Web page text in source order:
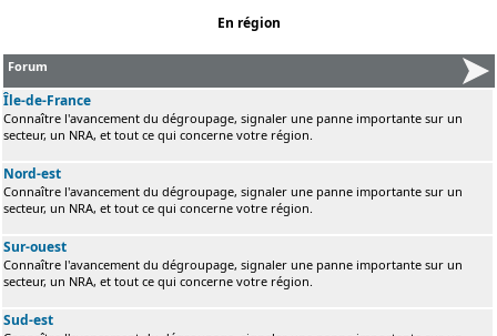
En région
Forum
Île-de-France
Connaître l'avancement du dégroupage, signaler une panne importante sur un
secteur, un NRA, et tout ce qui concerne votre région.
Nord-est
Connaître l'avancement du dégroupage, signaler une panne importante sur un
secteur, un NRA, et tout ce qui concerne votre région.
Sur-ouest
Connaître l'avancement du dégroupage, signaler une panne importante sur un
secteur, un NRA, et tout ce qui concerne votre région.
Sud-est